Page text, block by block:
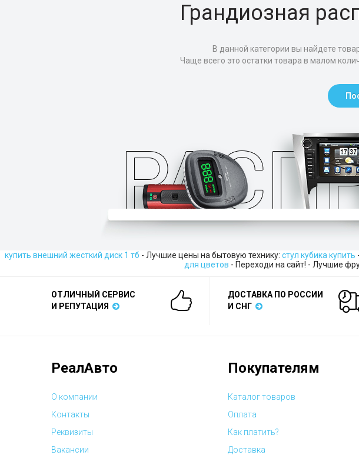
Грандиозная
В данной категории вы найдете
Чаще всего это остатки товара в малом
купить внешний жесткий диск 1 тб - Лучшие цены на бытовую технику: стул кубика купить
для цветов - Переходи на сайт! - Лучшие
ОТЛИЧНЫЙ СЕРВИС
И РЕПУТАЦИЯ
ДОСТАВКА ПО РОССИИ
И СНГ
РеалАвто
О компании
Контакты
Реквизиты
Вакансии
Покупателям
Каталог товаров
Оплата
Как платить?
Доставка